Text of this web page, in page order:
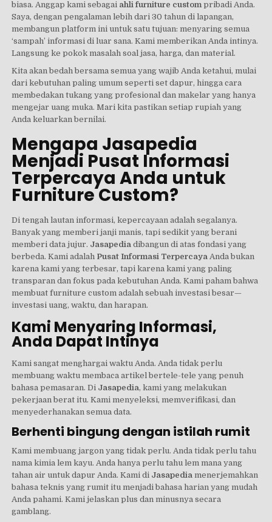
biasa. Anggap kami sebagai ahli furniture custom pribadi Anda.
Saya, dengan pengalaman lebih dari 30 tahun di lapangan,
membangun platform ini untuk satu tujuan: menyaring semua
‘sampah’ informasi di luar sana. Kami memberikan Anda intinya.
Langsung ke pokok masalah soal jasa, harga, dan material.
Kita akan bedah bersama semua yang wajib Anda ketahui, mulai
dari kebutuhan paling umum seperti set dapur, hingga cara
membedakan tukang yang profesional dan makelar yang hanya
mengejar uang muka. Mari kita pastikan setiap rupiah yang
Anda keluarkan bernilai.
Mengapa Jasapedia
Menjadi Pusat Informasi
Terpercaya Anda untuk
Furniture Custom?
Di tengah lautan informasi, kepercayaan adalah segalanya.
Banyak yang memberi janji manis, tapi sedikit yang berani
memberi data jujur. Jasapedia dibangun di atas fondasi yang
berbeda. Kami adalah Pusat Informasi Terpercaya Anda bukan
karena kami yang terbesar, tapi karena kami yang paling
transparan dan fokus pada kebutuhan Anda. Kami paham bahwa
membuat furniture custom adalah sebuah investasi besar—
investasi uang, waktu, dan harapan.
Kami Menyaring Informasi,
Anda Dapat Intinya
Kami sangat menghargai waktu Anda. Anda tidak perlu
membuang waktu membaca artikel bertele-tele yang penuh
bahasa pemasaran. Di Jasapedia, kami yang melakukan
pekerjaan berat itu. Kami menyeleksi, memverifikasi, dan
menyederhanakan semua data.
Berhenti bingung dengan istilah rumit
Kami membuang jargon yang tidak perlu. Anda tidak perlu tahu
nama kimia lem kayu. Anda hanya perlu tahu lem mana yang
tahan air untuk dapur Anda. Kami di Jasapedia menerjemahkan
bahasa teknis yang rumit itu menjadi bahasa harian yang mudah
Anda pahami. Kami jelaskan plus dan minusnya secara
gamblang.